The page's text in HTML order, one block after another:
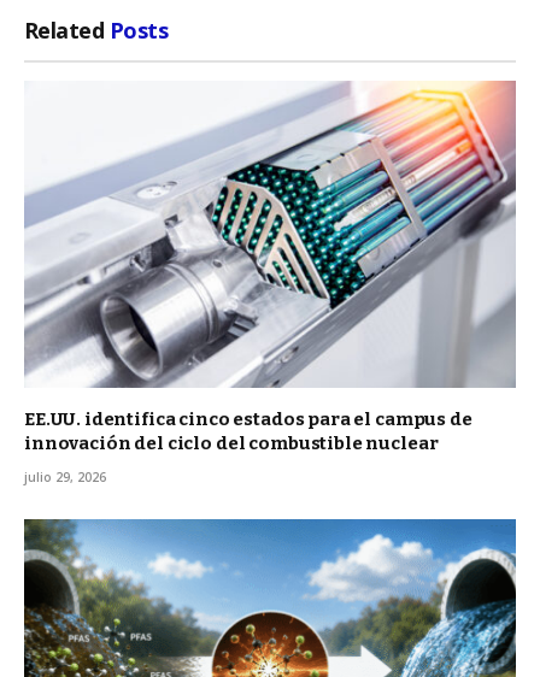
Related Posts
EE.UU. identifica cinco estados para el campus de
innovación del ciclo del combustible nuclear
julio 29, 2026